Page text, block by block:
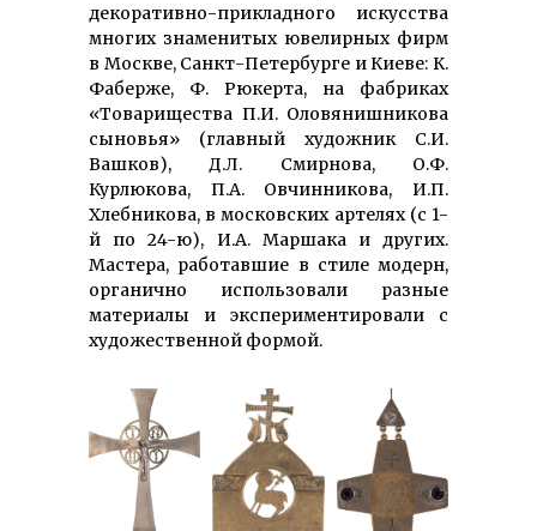
декоративно-прикладного искусства
многих знаменитых ювелирных фирм
в Москве, Санкт-Петербурге и Киеве: К.
Фаберже, Ф. Рюкерта, на фабриках
«Товарищества П.И. Оловянишникова
сыновья» (главный художник С.И.
Вашков), Д.Л. Смирнова, О.Ф.
Курлюкова, П.А. Овчинникова, И.П.
Хлебникова, в московских артелях (с 1-
й по 24-ю), И.А. Маршака и других.
Мастера, работавшие в стиле модерн,
органично использовали разные
материалы и экспериментировали с
художественной формой.